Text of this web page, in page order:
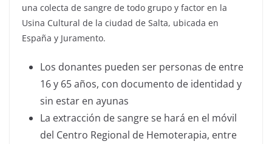
una colecta de sangre de todo grupo y factor en la
Usina Cultural de la ciudad de Salta, ubicada en
España y Juramento.
Los donantes pueden ser personas de entre
16 y 65 años, con documento de identidad y
sin estar en ayunas
La extracción de sangre se hará en el móvil
del Centro Regional de Hemoterapia, entre